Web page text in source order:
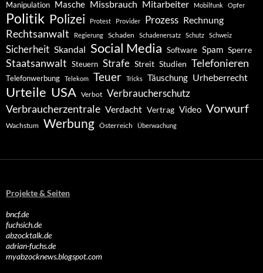
Manipulation Masche Missbrauch Mitarbeiter Mobilfunk Opfer
Politik Polizei Protest Provider Prozess Rechnung
Rechtsanwalt Regierung Schaden Schadenersatz Schutz Schweiz
Sicherheit Skandal Social Media Software Spam Sperre
Staatsanwalt Steuern Strafe Streit Studien Telefonieren
Telefonwerbung Telekom Teuer Tricks Täuschung Urheberrecht
Urteile USA Verbot Verbraucherschutz
Verbraucherzentrale Verdacht Vertrag Video Vorwurf
Wachstum Werbung Österreich Überwachung
Projekte & Seiten
bncf.de
fuchsich.de
abzocktalk.de
adrian-fuchs.de
myabzocknews.blogspot.com